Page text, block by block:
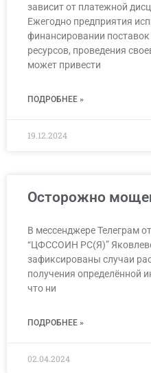
зависит от платежной
Ежегодно предприятия
финансировании
ресурсов, проведения
может привести
ПОДРОБНЕЕ »
19.12.2024
Осторожно
В мессенджере Телеграм
“ЦФССОИН РС(Я)”
зафиксированы случаи
получения определённой
что ни
ПОДРОБНЕЕ »
02.04.2024